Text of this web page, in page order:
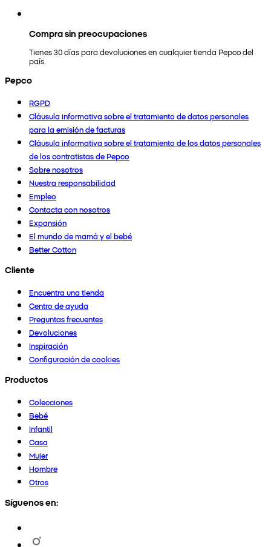
Compra sin preocupaciones
Tienes 30 días para devoluciones en cualquier tienda Pepco del
país.
Pepco
RGPD
Cláusula informativa sobre el tratamiento de datos personales
para la emisión de facturas
Cláusula informativa sobre el tratamiento de los datos personales
de los contratistas de Pepco
Sobre nosotros
Nuestra responsabilidad
Empleo
Contacta con nosotros
Expansión
El mundo de mamá y el bebé
Better Cotton
Cliente
Encuentra una tienda
Centro de ayuda
Preguntas frecuentes
Devoluciones
Inspiración
Configuración de cookies
Productos
Colecciones
Bebé
Infantil
Casa
Mujer
Hombre
Otros
Síguenos en: